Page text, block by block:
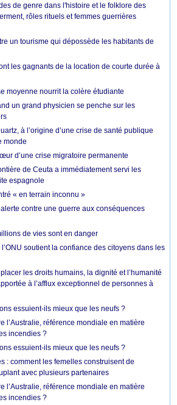
de genre dans l'histoire et le folklore des
rôles rituels et femmes guerrières
un tourisme qui dépossède les habitants de
les gagnants de la location de courte durée à
moyenne nourrit la colère étudiante
un grand physicien se penche sur les
à l’origine d’une crise de santé publique
monde
d’une crise migratoire permanente
de Ceuta a immédiatement servi les
espagnole
« en terrain inconnu »
contre une guerre aux conséquences
de vies sont en danger
soutient la confiance des citoyens dans les
les droits humains, la dignité et l’humanité
à l’afflux exceptionnel de personnes à
essuient-ils mieux que les neufs ?
l’Australie, référence mondiale en matière
incendies ?
essuient-ils mieux que les neufs ?
: comment les femelles construisent de
avec plusieurs partenaires
l’Australie, référence mondiale en matière
incendies ?